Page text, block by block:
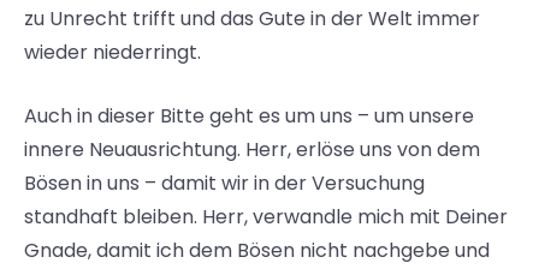
zu Unrecht trifft und das Gute in der Welt immer
wieder niederringt.
Auch in dieser Bitte geht es um uns – um unsere
innere Neuausrichtung. Herr, erlöse uns von dem
Bösen in uns – damit wir in der Versuchung
standhaft bleiben. Herr, verwandle mich mit Deiner
Gnade, damit ich dem Bösen nicht nachgebe und